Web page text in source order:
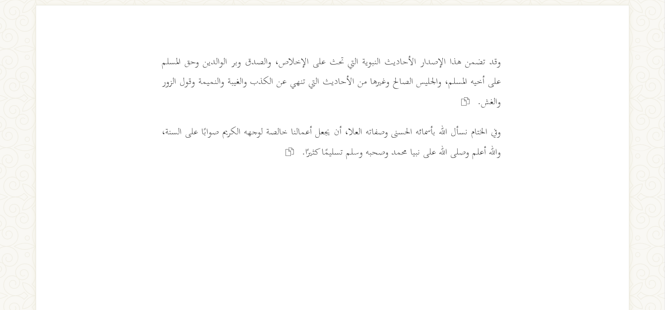
وقد تضمن هذا الإصدار الأحاديث النبوية التي تحث على الإخلاص، والصدق وبر الوالدين وحق المسلم
على أخيه المسلم، والجليس الصالح وغيرها من الأحاديث التي تنهي عن الكذب والغيبة والنميمة وقول الزور
والغش.
وفي الختام نسأل الله بأسمائه الحسنى وصفاته العلا، أن يجعل أعمالنا خالصة لوجهه الكريم صوابًا على السنة،
والله أعلم وصلى الله على نبيا محمد وصحبه وسلم تسليمًا كثيرًا.